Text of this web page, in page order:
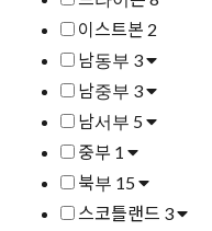
이스트본 2
남동부 3
남중부 3
남서부 5
중부 1
북부 15
스코틀랜드 3